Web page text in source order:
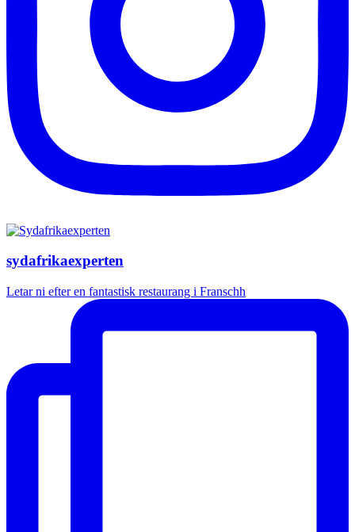
sydafrikaexperten
Letar ni efter en fantastisk restaurang i Franschh